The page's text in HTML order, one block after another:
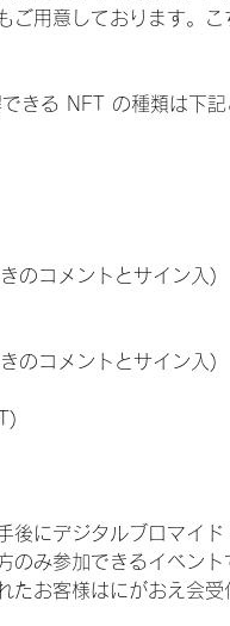
ご用意しております。
きる NFT の種類は下記
のコメントとサイン入)
のコメントとサイン入)
後にデジタルブロマイ
み参加できるイベン
たお客様はにがおえ会